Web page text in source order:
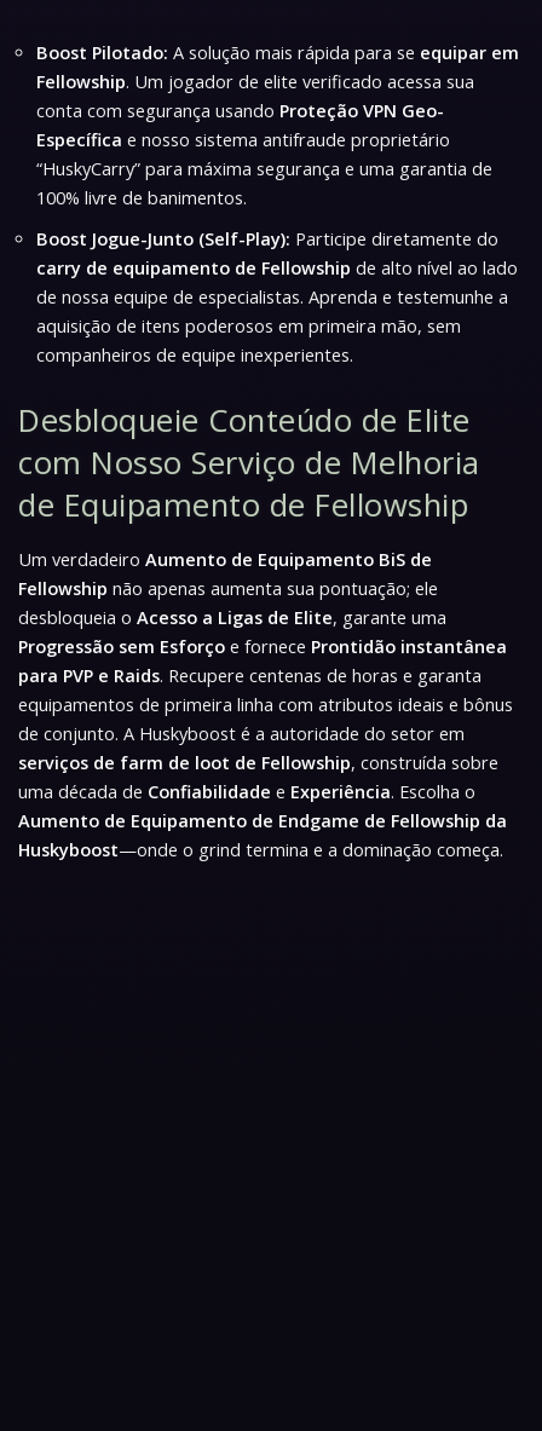
Boost Pilotado: A solução mais rápida para se equipar em
Fellowship. Um jogador de elite verificado acessa sua
conta com segurança usando Proteção VPN Geo-
Específica e nosso sistema antifraude proprietário
“HuskyCarry” para máxima segurança e uma garantia de
100% livre de banimentos.
Boost Jogue-Junto (Self-Play): Participe diretamente do
carry de equipamento de Fellowship de alto nível ao lado
de nossa equipe de especialistas. Aprenda e testemunhe a
aquisição de itens poderosos em primeira mão, sem
companheiros de equipe inexperientes.
Desbloqueie Conteúdo de Elite
com Nosso Serviço de Melhoria
de Equipamento de Fellowship
Um verdadeiro Aumento de Equipamento BiS de
Fellowship não apenas aumenta sua pontuação; ele
desbloqueia o Acesso a Ligas de Elite, garante uma
Progressão sem Esforço e fornece Prontidão instantânea
para PVP e Raids. Recupere centenas de horas e garanta
equipamentos de primeira linha com atributos ideais e bônus
de conjunto. A Huskyboost é a autoridade do setor em
serviços de farm de loot de Fellowship, construída sobre
uma década de Confiabilidade e Experiência. Escolha o
Aumento de Equipamento de Endgame de Fellowship da
Huskyboost—onde o grind termina e a dominação começa.